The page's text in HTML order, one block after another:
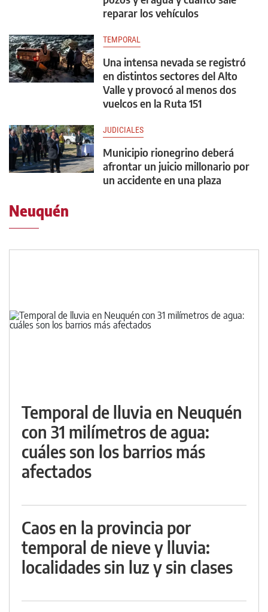
reparar los vehículos
TEMPORAL
Una intensa nevada se registró
en distintos sectores del Alto
Valle y provocó al menos dos
vuelcos en la Ruta 151
JUDICIALES
Municipio rionegrino deberá
afrontar un juicio millonario por
un accidente en una plaza
Neuquén
Temporal de lluvia en Neuquén
con 31 milímetros de agua:
cuáles son los barrios más
afectados
Caos en la provincia por
temporal de nieve y lluvia:
localidades sin luz y sin clases